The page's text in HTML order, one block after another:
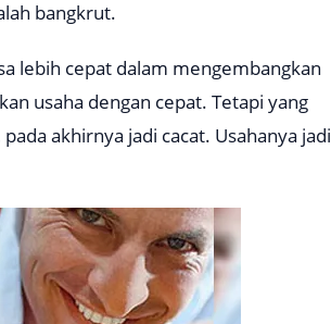
bangkrut.
lebih cepat dalam mengembangkan
usaha dengan cepat. Tetapi yang
akhirnya jadi cacat. Usahanya jadi